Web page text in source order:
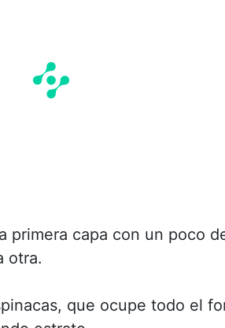
primera capa con un poco
otra.
que ocupe todo el